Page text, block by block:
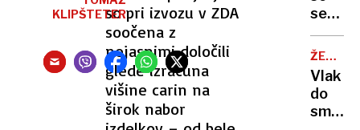
so pri izvozu v ZDA
soočena z
nejasnimi določili
glede izračuna
višine carin na
širok nabor
KLIPŠTETER
se
Vlak
do
smrti